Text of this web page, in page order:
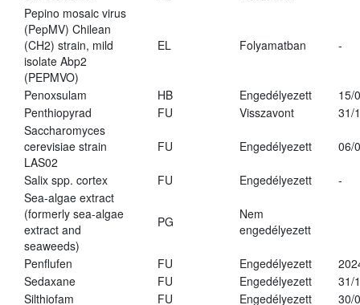
Pepino mosaic virus
(PepMV) Chilean
(CH2) strain, mild
isolate Abp2
(PEPMVO)
EL Folyamatban -
Penoxsulam HB Engedélyezett
15/
Penthiopyrad
FU Visszavont
31/
Saccharomyces
cerevisiae strain
LAS02
FU Engedélyezett 06/
Salix spp. cortex FU Engedélyezett
-
Sea-algae extract
(formerly sea-algae
extract and
seaweeds)
PG
Nem
engedélyezett
Penflufen FU Engedélyezett
Sedaxane
FU Engedélyezett
31/
Silthiofam
FU Engedélyezett 30/